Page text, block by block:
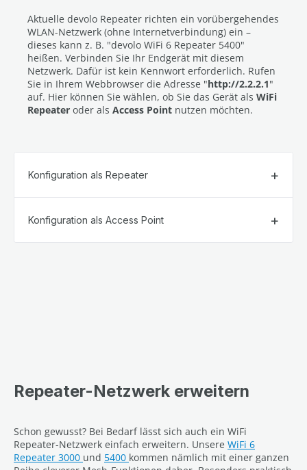
Aktuelle devolo Repeater richten ein vorübergehendes
WLAN-Netzwerk (ohne Internetverbindung) ein –
dieses kann z. B. "devolo WiFi 6 Repeater 5400"
heißen. Verbinden Sie Ihr Endgerät mit diesem
Netzwerk. Dafür ist kein Kennwort erforderlich. Rufen
Sie in Ihrem Webbrowser die Adresse "http://2.2.2.1"
auf. Hier können Sie wählen, ob Sie das Gerät als WiFi
Repeater oder als Access Point nutzen möchten.
Konfiguration als Repeater
Konfiguration als Access Point
Repeater-Netzwerk erweitern
Schon gewusst? Bei Bedarf lässt sich auch ein WiFi
Repeater-Netzwerk einfach erweitern. Unsere WiFi 6
Repeater 3000 und 5400 kommen nämlich mit einer ganzen